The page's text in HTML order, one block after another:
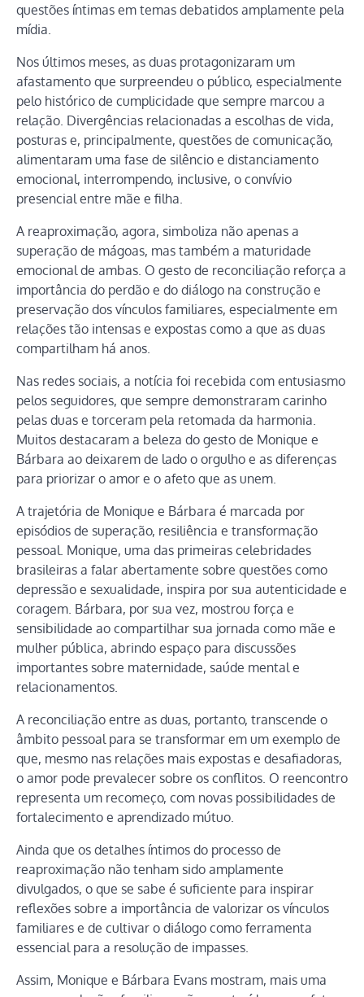
questões íntimas em temas debatidos amplamente pela
mídia.
Nos últimos meses, as duas protagonizaram um
afastamento que surpreendeu o público, especialmente
pelo histórico de cumplicidade que sempre marcou a
relação. Divergências relacionadas a escolhas de vida,
posturas e, principalmente, questões de comunicação,
alimentaram uma fase de silêncio e distanciamento
emocional, interrompendo, inclusive, o convívio
presencial entre mãe e filha.
A reaproximação, agora, simboliza não apenas a
superação de mágoas, mas também a maturidade
emocional de ambas. O gesto de reconciliação reforça a
importância do perdão e do diálogo na construção e
preservação dos vínculos familiares, especialmente em
relações tão intensas e expostas como a que as duas
compartilham há anos.
Nas redes sociais, a notícia foi recebida com entusiasmo
pelos seguidores, que sempre demonstraram carinho
pelas duas e torceram pela retomada da harmonia.
Muitos destacaram a beleza do gesto de Monique e
Bárbara ao deixarem de lado o orgulho e as diferenças
para priorizar o amor e o afeto que as unem.
A trajetória de Monique e Bárbara é marcada por
episódios de superação, resiliência e transformação
pessoal. Monique, uma das primeiras celebridades
brasileiras a falar abertamente sobre questões como
depressão e sexualidade, inspira por sua autenticidade e
coragem. Bárbara, por sua vez, mostrou força e
sensibilidade ao compartilhar sua jornada como mãe e
mulher pública, abrindo espaço para discussões
importantes sobre maternidade, saúde mental e
relacionamentos.
A reconciliação entre as duas, portanto, transcende o
âmbito pessoal para se transformar em um exemplo de
que, mesmo nas relações mais expostas e desafiadoras,
o amor pode prevalecer sobre os conflitos. O reencontro
representa um recomeço, com novas possibilidades de
fortalecimento e aprendizado mútuo.
Ainda que os detalhes íntimos do processo de
reaproximação não tenham sido amplamente
divulgados, o que se sabe é suficiente para inspirar
reflexões sobre a importância de valorizar os vínculos
familiares e de cultivar o diálogo como ferramenta
essencial para a resolução de impasses.
Assim, Monique e Bárbara Evans mostram, mais uma